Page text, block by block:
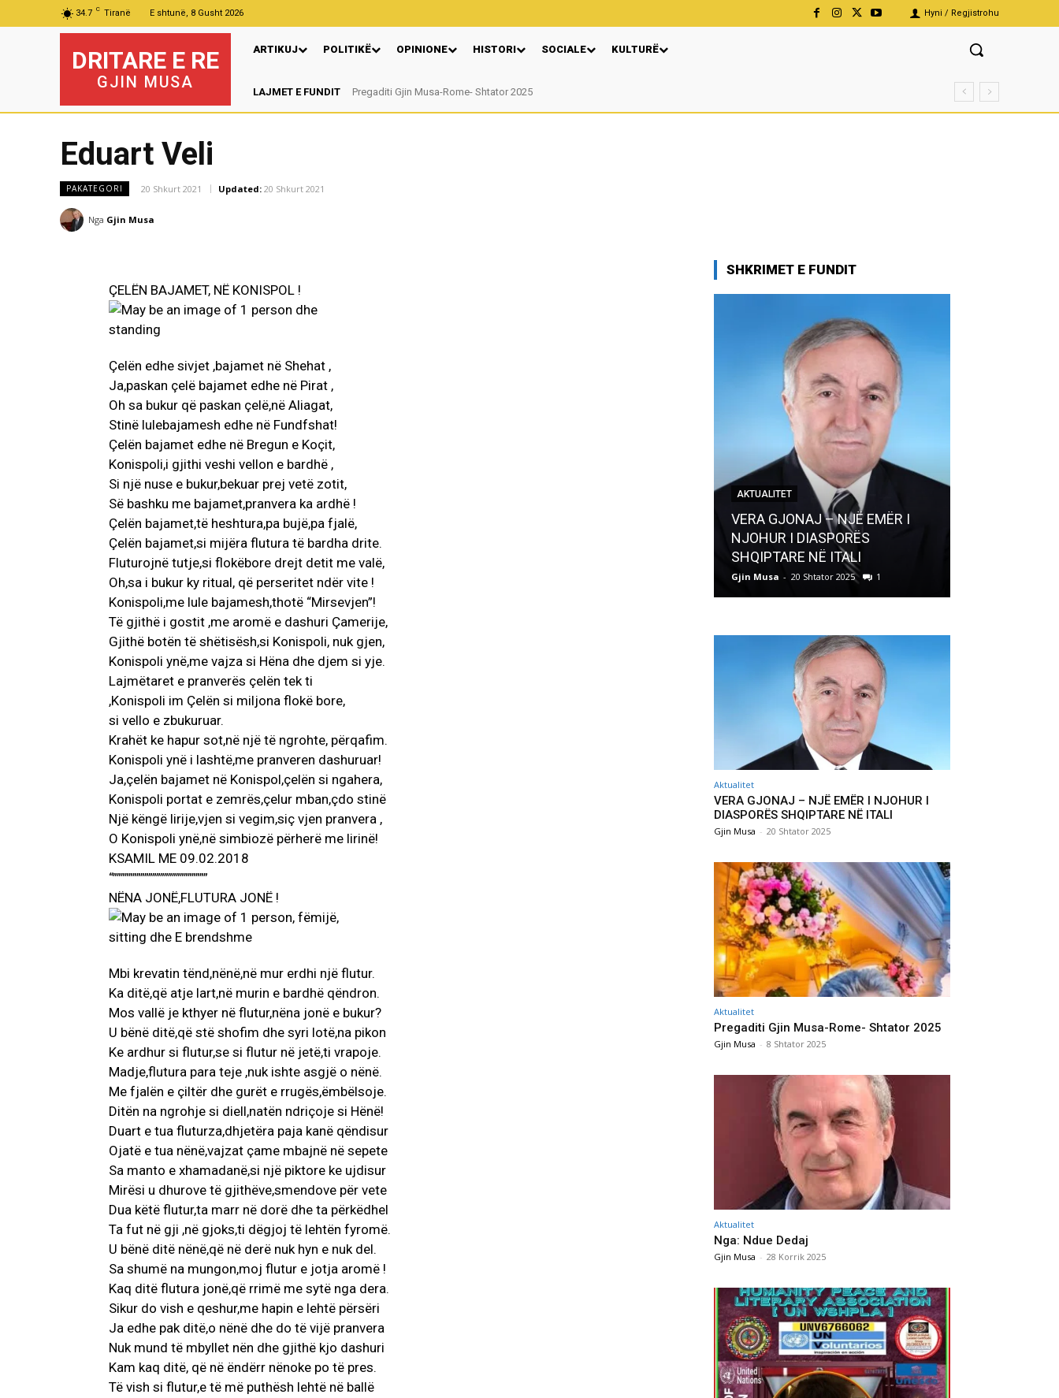
34.7 C Tiranë E shtunë, 8 Gusht 2026 Hyni / Regjistrohu
DRITARE E RE
GJIN MUSA
ARTIKUJ POLITIKË OPINIONE HISTORI SOCIALE KULTURË
LAJMET E FUNDIT Pregaditi Gjin Musa-Rome- Shtator 2025
Nga: Ndue Dedaj
Eduart Veli
PAKATEGORI 20 Shkurt 2021 Updated: 20 Shkurt 2021
Nga Gjin Musa
ÇELËN BAJAMET, NË KONISPOL !
Çelën edhe sivjet ,bajamet në Shehat ,
Ja,paskan çelë bajamet edhe në Pirat ,
Oh sa bukur që paskan çelë,në Aliagat,
Stinë lulebajamesh edhe në Fundfshat!
Çelën bajamet edhe në Bregun e Koçit,
Konispoli,i gjithi veshi vellon e bardhë ,
Si një nuse e bukur,bekuar prej vetë zotit,
Së bashku me bajamet,pranvera ka ardhë !
Çelën bajamet,të heshtura,pa bujë,pa fjalë,
Çelën bajamet,si mijëra flutura të bardha drite.
Fluturojnë tutje,si flokëbore drejt detit me valë,
Oh,sa i bukur ky ritual, që perseritet ndër vite !
Konispoli,me lule bajamesh,thotë “Mirsevjen”!
Të gjithë i gostit ,me aromë e dashuri Çamerije,
Gjithë botën të shëtisësh,si Konispoli, nuk gjen,
Konispoli ynë,me vajza si Hëna dhe djem si yje.
Lajmëtaret e pranverës çelën tek ti
,Konispoli im Çelën si miljona flokë bore,
si vello e zbukuruar.
Krahët ke hapur sot,në një të ngrohte, përqafim.
Konispoli ynë i lashtë,me pranveren dashuruar!
Ja,çelën bajamet në Konispol,çelën si ngahera,
Konispoli portat e zemrës,çelur mban,çdo stinë
Një këngë lirije,vjen si vegim,siç vjen pranvera ,
O Konispoli ynë,në simbiozë përherë me lirinë!
KSAMIL ME 09.02.2018
“””””””””””””””””””””””””
NËNA JONË,FLUTURA JONË !
Mbi krevatin tënd,nënë,në mur erdhi një flutur.
Ka ditë,që atje lart,në murin e bardhë qëndron.
Mos vallë je kthyer në flutur,nëna jonë e bukur?
U bënë ditë,që stë shofim dhe syri lotë,na pikon
Ke ardhur si flutur,se si flutur në jetë,ti vrapoje.
Madje,flutura para teje ,nuk ishte asgjë o nënë.
Me fjalën e çiltër dhe gurët e rrugës,ëmbëlsoje.
Ditën na ngrohje si diell,natën ndriçoje si Hënë!
Duart e tua fluturza,dhjetëra paja kanë qëndisur
Ojatë e tua nënë,vajzat çame mbajnë në sepete
Sa manto e xhamadanë,si një piktore ke ujdisur
Mirësi u dhurove të gjithëve,smendove për vete
Dua këtë flutur,ta marr në dorë dhe ta përkëdhel
Ta fut në gji ,në gjoks,ti dëgjoj të lehtën fyromë.
U bënë ditë nënë,që në derë nuk hyn e nuk del.
Sa shumë na mungon,moj flutur e jotja aromë !
Kaq ditë flutura jonë,që rrimë me sytë nga dera.
Sikur do vish e qeshur,me hapin e lehtë përsëri
Ja edhe pak ditë,o nënë dhe do të vijë pranvera
Nuk mund të mbyllet nën dhe gjithë kjo dashuri
Kam kaq ditë, që në ëndërr nënoke po të pres.
Të vish si flutur,e të më puthësh lehtë në ballë
SHKRIMET E FUNDIT
AKTUALITET
VERA GJONAJ – NJË EMËR I
NJOHUR I DIASPORËS
SHQIPTARE NË ITALI
Gjin Musa - 20 Shtator 2025 1
Aktualitet
VERA GJONAJ – NJË EMËR I NJOHUR I
DIASPORËS SHQIPTARE NË ITALI
Gjin Musa - 20 Shtator 2025
Aktualitet
Pregaditi Gjin Musa-Rome- Shtator 2025
Gjin Musa - 8 Shtator 2025
Aktualitet
Nga: Ndue Dedaj
Gjin Musa - 28 Korrik 2025